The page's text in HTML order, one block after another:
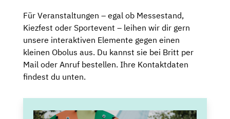
Für Veranstaltungen – egal ob Messestand,
Kiezfest oder Sportevent – leihen wir dir gern
unsere interaktiven Elemente gegen einen
kleinen Obolus aus. Du kannst sie bei Britt per
Mail oder Anruf bestellen. Ihre Kontaktdaten
findest du unten.